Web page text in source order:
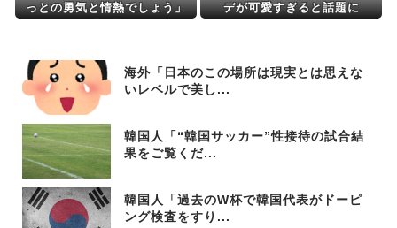
っとの勇気と情熱でしょう」
デが可愛すぎると話題に
海外「日本のこの場所は現実とは思えな
いレベルで美し...
韓国人「“韓国サッカー”性接待の試合結
果をご覧くだ...
韓国人「過去のW杯で韓国代表がドーピ
ング検査をすり...